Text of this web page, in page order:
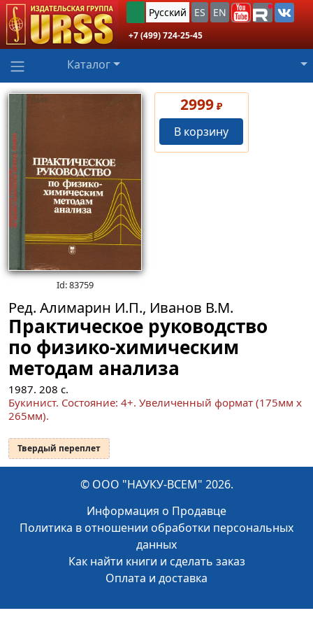
Русский ES EN
+7 (499) 724-25-45
Каталог
Id: 83759
2999 ₽
В корзину
Ред. Алимарин И.П., Иванов В.М.
Практическое руководство
по физико-химическим
методам анализа
1987. 208 с.
Букинист. Состояние: 4+. Увеличенный формат (175мм x
265мм).
Твердый переплет
© ООО "НАУКУ-ВСЕМ" 2026.
Информация о Продавце
Политика в отношении обработки персональных
данных
Как найти книги и сделать заказ
Оплата и доставка